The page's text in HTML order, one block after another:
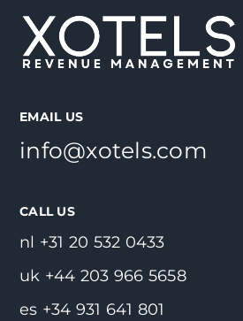
EMAIL US
info@xotels.com
CALL US
nl +31 20 532 0433
uk +44 203 966 5658
es +34 931 641 801